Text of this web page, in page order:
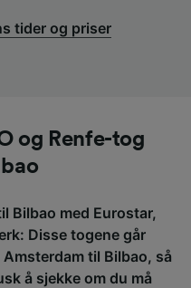
tider og priser
og Renfe-tog
Bilbao med Eurostar,
Disse togene går
til Bilbao, så
å sjekke om du må